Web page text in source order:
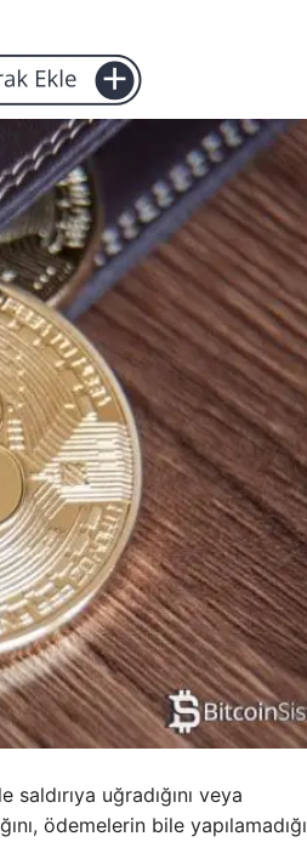
uğradığını veya
ödemelerin bile yapılamadığı